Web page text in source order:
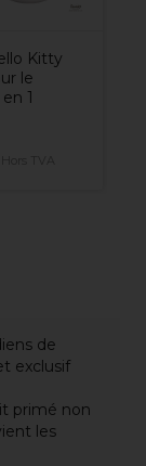
Kitty
le
1
de
exclusif
primé non
les